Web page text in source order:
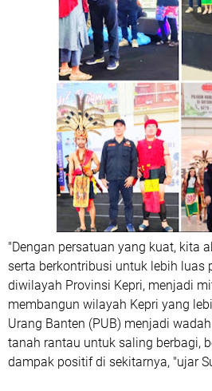
"Dengan persatuan yang kuat, kita
serta berkontribusi untuk lebih luas
diwilayah Provinsi Kepri, menjadi
membangun wilayah Kepri yang
Urang Banten (PUB) menjadi
tanah rantau untuk saling berbagi,
dampak positif di sekitarnya, "ujar